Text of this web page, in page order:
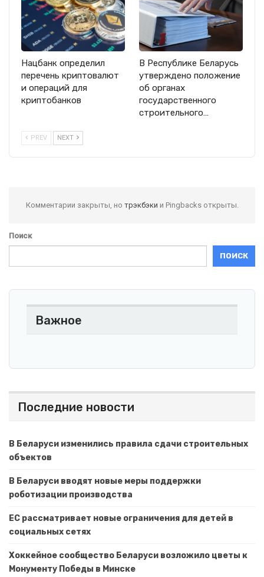
Нацбанк определил
перечень криптовалют
и операций для
криптобанков
В Республике Беларусь
утверждено положение
об органах
государственного
строительного…
PREV NEXT
Комментарии закрыты, но трэкбэки и Pingbacks открыты.
Поиск
ПОИСК
Важное
Последние новости
В Беларуси изменились правила сдачи строительных
объектов
В Беларуси вводят новые меры поддержки
роботизации производства
ЕС рассматривает новые ограничения для детей в
социальных сетях
Хоккейное сообщество Беларуси возложило цветы к
Монументу Победы в Минске